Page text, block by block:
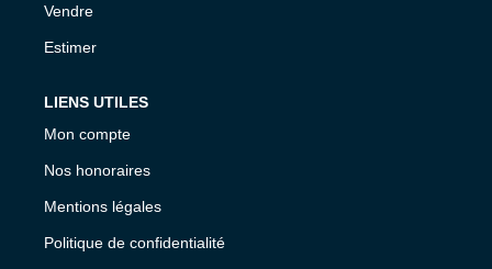
Vendre
Estimer
LIENS UTILES
Mon compte
Nos honoraires
Mentions légales
Politique de confidentialité